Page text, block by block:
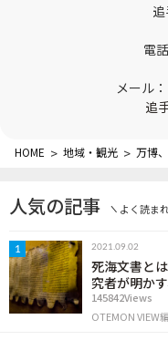
電
メール：
追
HOME > 地域・観光 > 万博
人気の記事 よく読ま
1 2021.09.02
死海文書と
究者が明か
145842Views
OTEMON VIEW